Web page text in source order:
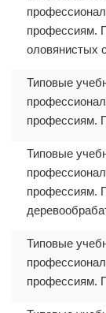
профессиям.
оловянистых
Типовые
профессиям.
Типовые
профессиям.
Типовые
профессиям.